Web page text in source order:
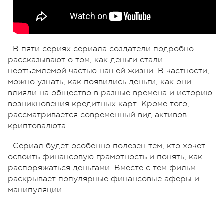
В пяти сериях сериала создатели подробно
рассказывают о том, как деньги стали
неотъемлемой частью нашей жизни. В частности,
можно узнать, как появились деньги, как они
влияли на общество в разные времена и историю
возникновения кредитных карт. Кроме того,
рассматривается современный вид активов —
криптовалюта.
Сериал будет особенно полезен тем, кто хочет
освоить финансовую грамотность и понять, как
распоряжаться деньгами. Вместе с тем фильм
раскрывает популярные финансовые аферы и
манипуляции.